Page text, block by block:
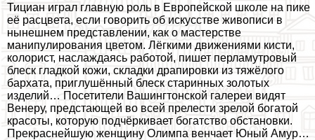
Тициан играл главную роль в Европейской школе на пике
её расцвета, если говорить об искусстве живописи в
нынешнем представлении, как о мастерстве
манипулирования цветом. Лёгкими движениями кисти,
колорист, наслаждаясь работой, пишет перламутровый
блеск гладкой кожи, складки драпировки из тяжёлого
бархата, приглушённый блеск старинных золотых
изделий… Посетители Вашингтонской галереи видят
Венеру, предстающей во всей прелести зрелой богатой
красоты, которую подчёркивает богатство обстановки.
Прекраснейшую женщину Олимпа венчает Юный Амур…